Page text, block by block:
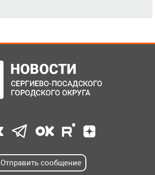
Отправить сообщение